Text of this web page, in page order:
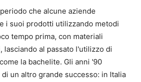
che alcune aziende
i suoi prodotti utilizzando metodi
tempo prima, con materiali
al passato l'utilizzo di
la bachelite. Gli anni '90
un altro grande successo: in Italia